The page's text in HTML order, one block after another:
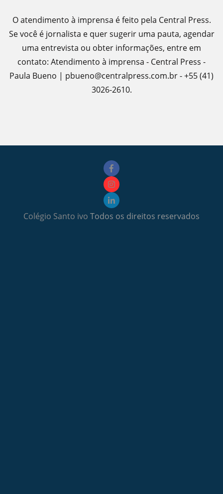
O atendimento à imprensa é feito pela Central Press.
Se você é jornalista e quer sugerir uma pauta, agendar
uma entrevista ou obter informações, entre em
contato: Atendimento à imprensa - Central Press -
Paula Bueno | pbueno@centralpress.com.br - +55 (41)
3026-2610.
Colégio Santo ivo Todos os direitos reservados